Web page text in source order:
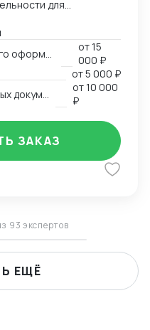
для
из России и
более 13 лет
решивших
MM Log&Consult
бизнес в
-
с нуля; -
стратегии
заказчика; -
сделки разово или
от15
000 ₽
от5 000 ₽
от10 000
₽
ЗАКАЗ
93 экспертов
ЕЩЁ